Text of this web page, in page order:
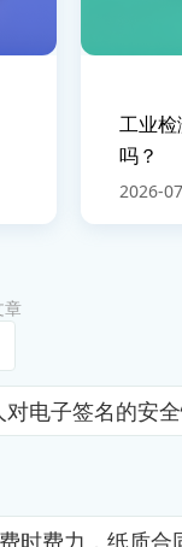
工业
吗？
2026-
章
子签名的
费力，纸质